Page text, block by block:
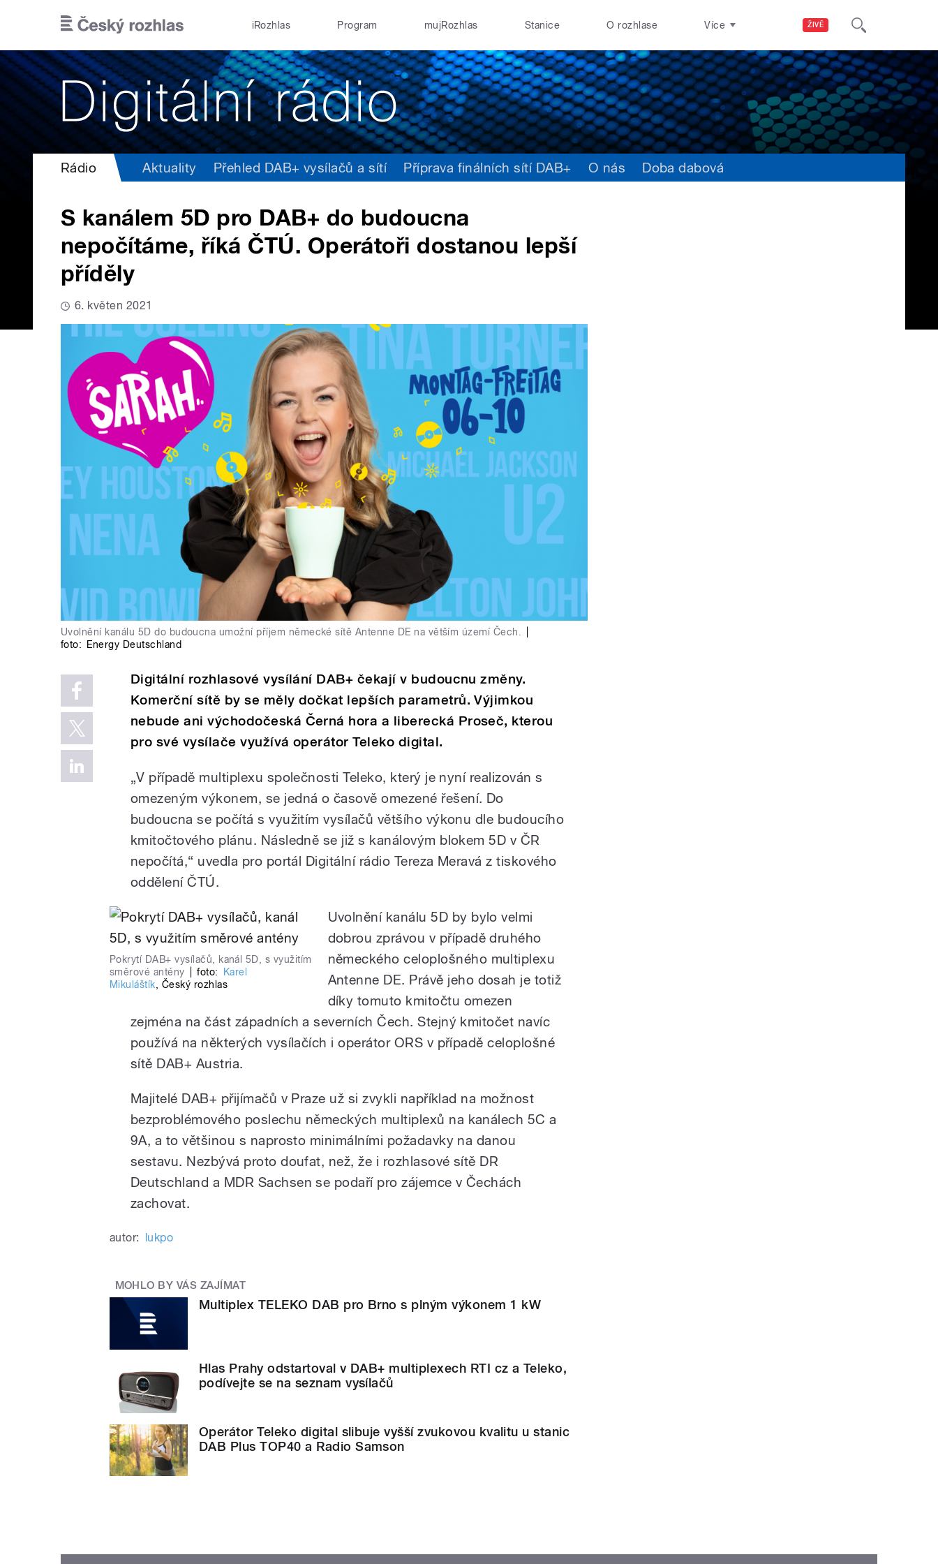
ŽIVĚ
iRozhlas Program mujRozhlas Stanice O rozhlase Více
Rádio Aktuality Přehled DAB+ vysílačů a sítí Příprava finálních sítí DAB+ O nás Doba dabová
S kanálem 5D pro DAB+ do budoucna
nepočítáme, říká ČTÚ. Operátoři dostanou lepší
příděly
6. květen 2021
Uvolnění kanálu 5D do budoucna umožní příjem německé sítě Antenne DE na větším území Čech.
foto:
Energy Deutschland
Digitální rozhlasové vysílání DAB+ čekají v budoucnu změny.
Komerční sítě by se měly dočkat lepších parametrů. Výjimkou
nebude ani východočeská Černá hora a liberecká Proseč, kterou
pro své vysílače využívá operátor Teleko digital.
„V případě multiplexu společnosti Teleko, který je nyní realizován s
omezeným výkonem, se jedná o časově omezené řešení. Do
budoucna se počítá s využitím vysílačů většího výkonu dle budoucího
kmitočtového plánu. Následně se již s kanálovým blokem 5D v ČR
nepočítá,“ uvedla pro portál Digitální rádio Tereza Meravá z tiskového
oddělení ČTÚ.
Pokrytí DAB+ vysílačů, kanál 5D, s využitím
směrové antény
foto:
Karel
Mikuláštík, Český rozhlas
Uvolnění kanálu 5D by bylo velmi
dobrou zprávou v případě druhého
německého celoplošného multiplexu
Antenne DE. Právě jeho dosah je totiž
díky tomuto kmitočtu omezen
zejména na část západních a severních Čech. Stejný kmitočet navíc
používá na některých vysílačích i operátor ORS v případě celoplošné
sítě DAB+ Austria.
Majitelé DAB+ přijímačů v Praze už si zvykli například na možnost
bezproblémového poslechu německých multiplexů na kanálech 5C a
9A, a to většinou s naprosto minimálními požadavky na danou
sestavu. Nezbývá proto doufat, než, že i rozhlasové sítě DR
Deutschland a MDR Sachsen se podaří pro zájemce v Čechách
zachovat.
autor: lukpo
MOHLO BY VÁS ZAJÍMAT
Multiplex TELEKO DAB pro Brno s plným výkonem 1 kW
Hlas Prahy odstartoval v DAB+ multiplexech RTI cz a Teleko,
podívejte se na seznam vysílačů
Operátor Teleko digital slibuje vyšší zvukovou kvalitu u stanic
DAB Plus TOP40 a Radio Samson